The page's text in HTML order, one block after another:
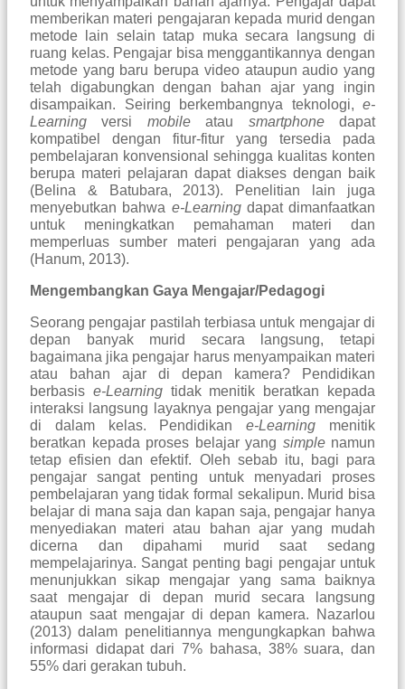
memberikan materi pengajaran kepada murid dengan
metode lain selain tatap muka secara langsung di
ruang kelas. Pengajar bisa menggantikannya dengan
metode yang baru berupa video ataupun audio yang
telah digabungkan dengan bahan ajar yang ingin
disampaikan. Seiring berkembangnya teknologi, e-
Learning versi mobileatau smartphonedapat
kompatibel dengan fitur-fitur yang tersedia pada
pembelajaran konvensional sehingga kualitas konten
berupa materi pelajaran dapat diakses dengan baik
(Belina & Batubara, 2013). Penelitian lain juga
menyebutkan bahwa e-Learningdapat dimanfaatkan
untuk meningkatkan pemahaman materi dan
memperluas sumber materi pengajaran yang ada
(Hanum, 2013).
Mengembangkan Gaya Mengajar/Pedagogi
Seorang pengajar pastilah terbiasa untuk mengajar di
depan banyak murid secara langsung, tetapi
bagaimana jika pengajar harus menyampaikan materi
atau bahan ajar di depan kamera? Pendidikan
berbasis e-Learningtidak menitik beratkan kepada
interaksi langsung layaknya pengajar yang mengajar
di dalam kelas. Pendidikane-Learning menitik
beratkan kepada proses belajar yang simple namun
tetap efisien dan efektif. Oleh sebab itu, bagi para
pengajar sangat penting untuk menyadari proses
pembelajaran yang tidak formal sekalipun. Murid bisa
belajar di mana saja dan kapan saja, pengajar hanya
menyediakan materi atau bahan ajar yang mudah
dicerna dan dipahami murid saat sedang
mempelajarinya. Sangat penting bagi pengajar untuk
menunjukkan sikap mengajar yang sama baiknya
saat mengajar di depan murid secara langsung
ataupun saat mengajar di depan kamera. Nazarlou
(2013) dalam penelitiannya mengungkapkan bahwa
informasi didapat dari 7% bahasa, 38% suara, dan
55% dari gerakan tubuh.